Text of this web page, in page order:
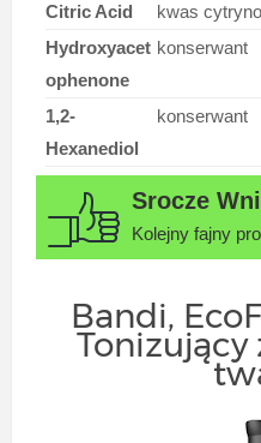
Citric Acid
kwas
Hydroxyacet
ophenone
konserwant
1,2-
Hexanediol
konserwant
Kolejny fajny
Bandi,
Tonizujący